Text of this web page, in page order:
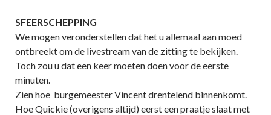
SFEERSCHEPPING
We mogen veronderstellen dat het u allemaal aan moed
ontbreekt om de livestream van de zitting te bekijken.
Toch zou u dat een keer moeten doen voor de eerste
minuten.
Zien hoe burgemeester Vincent drentelend binnenkomt.
Hoe Quickie (overigens altijd) eerst een praatje slaat met